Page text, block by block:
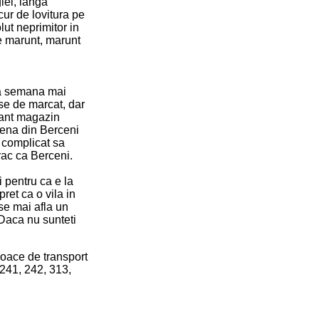
de lovitura pe
neprimitor in
marunt
semana mai
de marcat, dar
magazin
din Berceni
sa
ca Berceni.
pentru ca e la
ca o vila in
mai afla un
nu sunteti
de transport
242, 313,